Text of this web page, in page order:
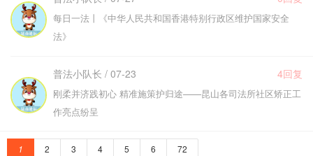
每日一法丨《中华人民共和国香港特别行政区维护国家安全
法》
普法小队长 / 07-23 4回复
刚柔并济践初心 精准施策护归途——昆山各司法所社区矫正工
作亮点纷呈
1 2 3 4 5 6 72